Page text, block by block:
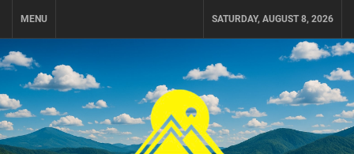
MENU SATURDAY, AUGUST 8, 2026